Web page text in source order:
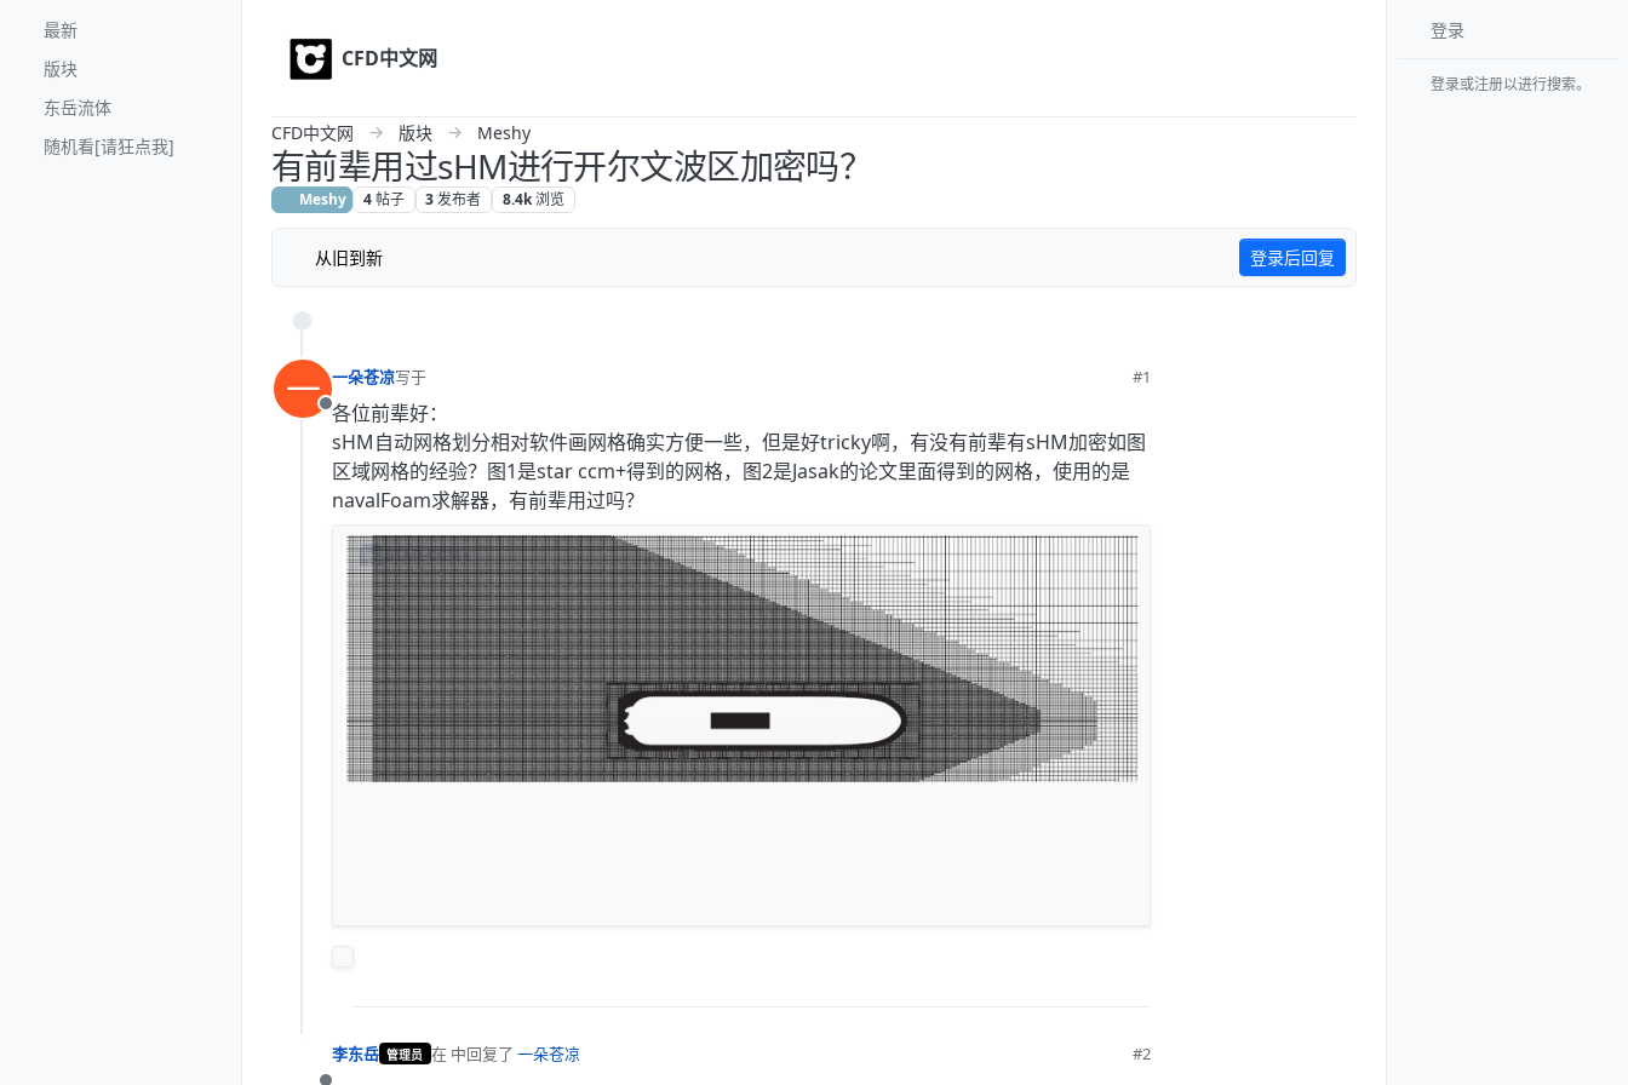
最新
版块
东岳流体
随机看[请狂点我]
CFD中文网
CFD中文网 版块 Meshy
有前辈用过sHM进行开尔文波区加密吗？
Meshy 4帖子 3发布者 8.4k浏览
从旧到新 登录后回复
一
离线
一朵苍凉写于
最后由 编辑 #1
各位前辈好：
sHM自动网格划分相对软件画网格确实方便一些，但是好tricky啊，有没有前辈有sHM加密如图
区域网格的经验？图1是star ccm+得到的网格，图2是Jasak的论文里面得到的网格，使用的是
navalFoam求解器，有前辈用过吗？
登录
登录或注册以进行搜索。